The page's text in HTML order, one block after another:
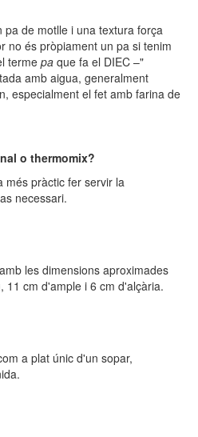
pa de motlle i una textura força
no és pròpiament un pa si tenim
terme pa que fa el DIEC –"
amb aigua, generalment
especialment el fet amb farina de
o thermomix?
més pràctic fer servir la
necessari.
les dimensions aproximades
11 cm d'ample i 6 cm d'alçària.
a plat únic d'un sopar,